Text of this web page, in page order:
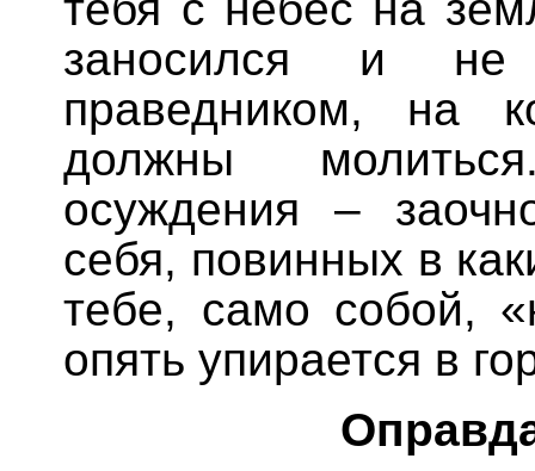
заносился и
праведником, на
должны
осуждения –
себя, повинных в
тебе, само собой,
опять упирается в